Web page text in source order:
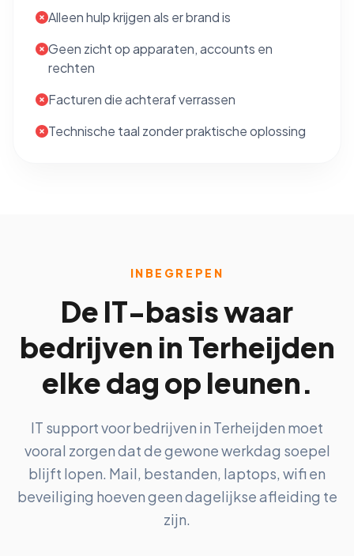
Alleen hulp krijgen als er brand is
Geen zicht op apparaten, accounts en
rechten
Facturen die achteraf verrassen
Technische taal zonder praktische oplossing
INBEGREPEN
De IT-basis waar
bedrijven in Terheijden
elke dag op leunen.
IT support voor bedrijven in Terheijden moet
vooral zorgen dat de gewone werkdag soepel
blijft lopen. Mail, bestanden, laptops, wifi en
beveiliging hoeven geen dagelijkse afleiding te
zijn.